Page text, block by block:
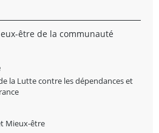
être de la communauté
la Lutte contre les dépendances et
Mieux-être